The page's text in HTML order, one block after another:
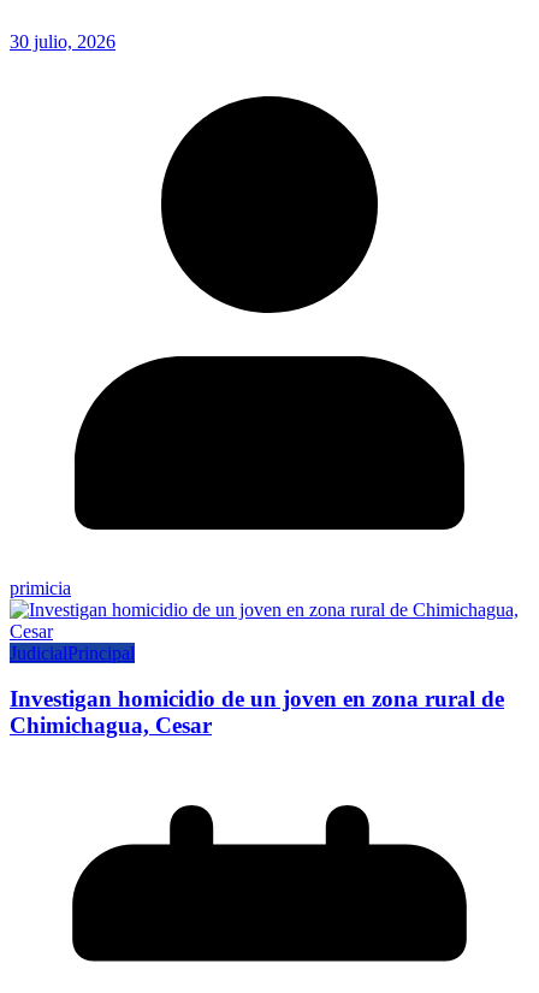
30 julio, 2026
primicia
JudicialPrincipal
Investigan homicidio de un joven en zona rural de
Chimichagua, Cesar